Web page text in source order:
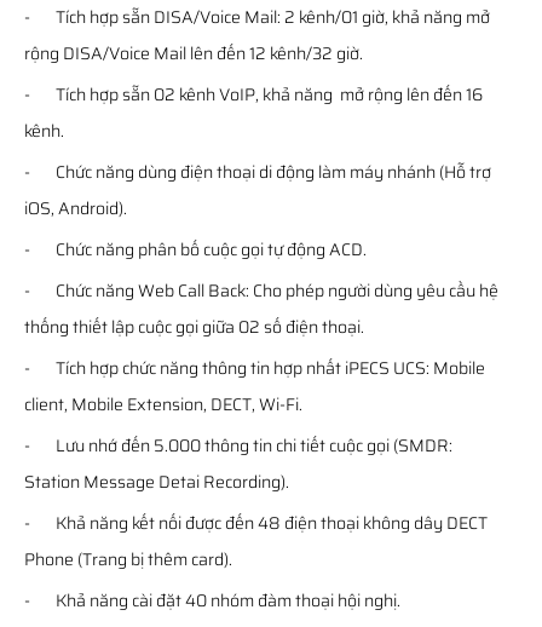
- Tích hợp sẵn DISA/Voice Mail: 2 kênh/01 giờ, khả năng mở
rộng DISA/Voice Mail lên đến 12 kênh/32 giờ.
- Tích hợp sẵn 02 kênh VoIP, khả năng mở rộng lên đến 16
kênh.
- Chức năng dùng điện thoại di động làm máy nhánh (Hỗ trợ
iOS, Android).
- Chức năng phân bố cuộc gọi tự động ACD.
- Chức năng Web Call Back: Cho phép người dùng yêu cầu hệ
thống thiết lập cuộc gọi giữa 02 số điện thoại.
- Tích hợp chức năng thông tin hợp nhất iPECS UCS: Mobile
client, Mobile Extension, DECT, Wi-Fi.
- Lưu nhớ đến 5.000 thông tin chi tiết cuộc gọi (SMDR:
Station Message Detai Recording).
- Khả năng kết nối được đến 48 điện thoại không dây DECT
Phone (Trang bị thêm card).
- Khả năng cài đặt 40 nhóm đàm thoại hội nghị.